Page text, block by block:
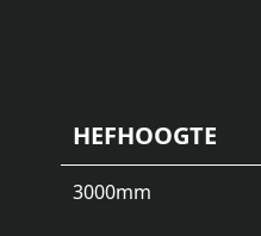
HEFHOOGTE
3000mm